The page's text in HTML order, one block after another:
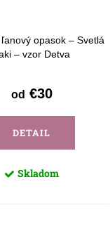
opasok – Svetlá
– vzor Detva
od €30
DETAIL
Skladom